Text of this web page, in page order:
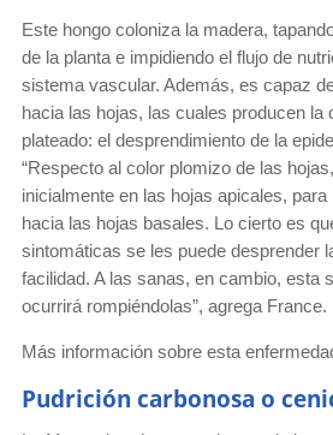
Este hongo coloniza la madera,
de la planta e impidiendo el flujo de
sistema vascular. Además, es capaz
hacia las hojas, las cuales producen
plateado: el desprendimiento de la
“Respecto al color plomizo de las
inicialmente en las hojas apicales,
hacia las hojas basales. Lo cierto es
sintomáticas se les puede desprender
facilidad. A las sanas, en cambio, esta
ocurrirá rompiéndolas”, agrega France.
Más información sobre esta
Pudrición carbonosa o